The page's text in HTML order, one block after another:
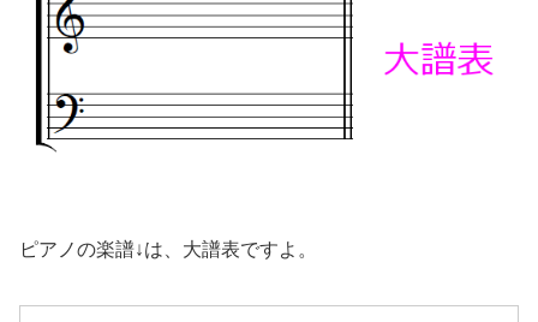
ピアノの楽譜↓は、大譜表ですよ。